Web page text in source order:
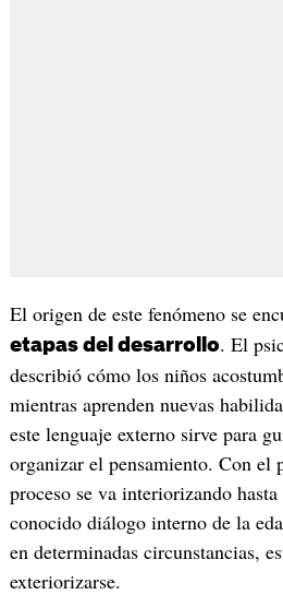
El origen de este fenómeno se
etapas del desarrollo. El
describió cómo los niños
mientras aprenden nuevas
este lenguaje externo sirve para
organizar el pensamiento. Con el
proceso se va interiorizando
conocido diálogo interno de la
en determinadas circunstancias,
exteriorizarse.